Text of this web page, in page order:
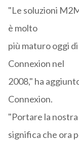
"Le soluzioni
è molto
più maturo oggi
Connexion nel
2008," ha
Connexion.
"Portare la
significa che ora